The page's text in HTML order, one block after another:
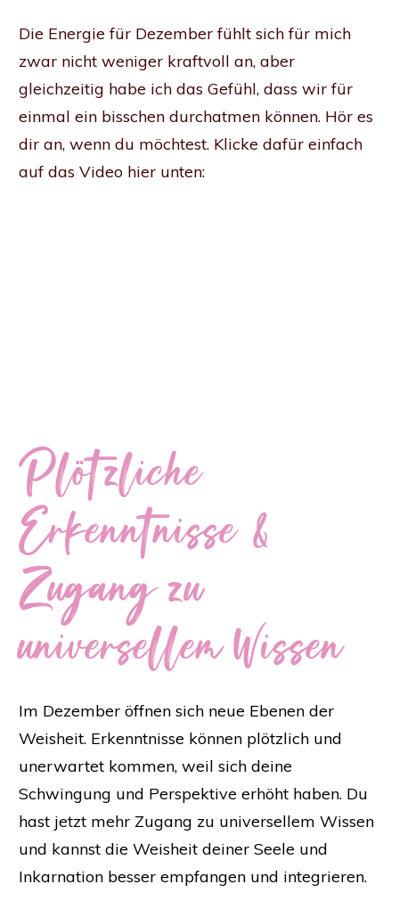
Die Energie für Dezember fühlt sich für mich
zwar nicht weniger kraftvoll an, aber
gleichzeitig habe ich das Gefühl, dass wir für
einmal ein bisschen durchatmen können. Hör es
dir an, wenn du möchtest. Klicke dafür einfach
auf das Video hier unten:
Plötzliche
Erkenntnisse &
Zugang zu
universellem Wissen
Im Dezember öffnen sich neue Ebenen der
Weisheit. Erkenntnisse können plötzlich und
unerwartet kommen, weil sich deine
Schwingung und Perspektive erhöht haben. Du
hast jetzt mehr Zugang zu universellem Wissen
und kannst die Weisheit deiner Seele und
Inkarnation besser empfangen und integrieren.